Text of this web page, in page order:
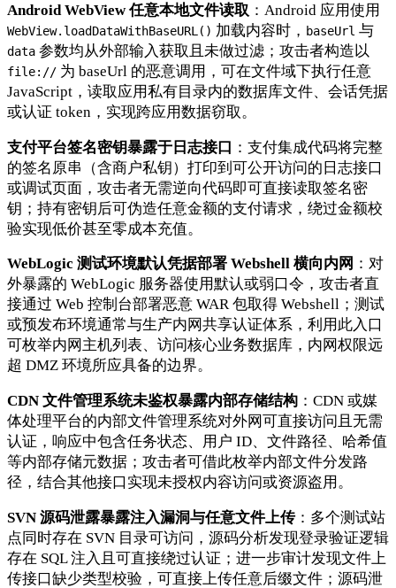
Android WebView 任意本地文件读取 ：Android 应用使用
WebView.loadDataWithBaseURL() 加载内容时， baseUrl 与
data 参数均从外部输入获取且未做过滤；攻击者构造以
file:// 为 baseUrl 的恶意调用，可在文件域下执行任意
JavaScript，读取应用私有目录内的数据库文件、会话凭据
或认证 token，实现跨应用数据窃取。
支付平台签名密钥暴露于日志接口 ：支付集成代码将完整
的签名原串（含商户私钥）打印到可公开访问的日志接口
或调试页面，攻击者无需逆向代码即可直接读取签名密
钥；持有密钥后可伪造任意金额的支付请求，绕过金额校
验实现低价甚至零成本充值。
WebLogic 测试环境默认凭据部署 Webshell 横向内网 ：对
外暴露的 WebLogic 服务器使用默认或弱口令，攻击者直
接通过 Web 控制台部署恶意 WAR 包取得 Webshell；测试
或预发布环境通常与生产内网共享认证体系，利用此入口
可枚举内网主机列表、访问核心业务数据库，内网权限远
超 DMZ 环境所应具备的边界。
CDN 文件管理系统未鉴权暴露内部存储结构 ：CDN 或媒
体处理平台的内部文件管理系统对外网可直接访问且无需
认证，响应中包含任务状态、用户 ID、文件路径、哈希值
等内部存储元数据；攻击者可借此枚举内部文件分发路
径，结合其他接口实现未授权内容访问或资源盗用。
SVN 源码泄露暴露注入漏洞与任意文件上传：多个测试站
点同时存在 SVN 目录可访问，源码分析发现登录验证逻辑
存在 SQL 注入且可直接绕过认证；进一步审计发现文件上
传接口缺少类型校验，可直接上传任意后缀文件；源码泄